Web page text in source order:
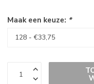
Maak een keuze: *